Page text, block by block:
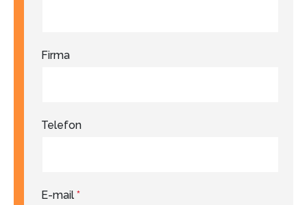
Firma
Telefon
E-mail *